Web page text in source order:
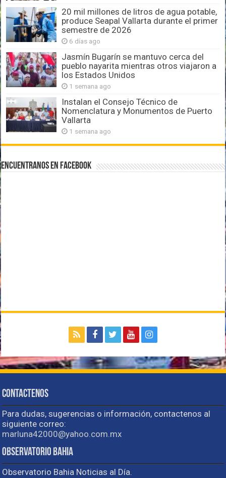
20 mil millones de litros de agua potable,
produce Seapal Vallarta durante el primer
semestre de 2026
6 días ago
Jasmín Bugarín se mantuvo cerca del
pueblo nayarita mientras otros viajaron a
los Estados Unidos
1 semana ago
Instalan el Consejo Técnico de
Nomenclatura y Monumentos de Puerto
Vallarta
1 semana ago
Encuentranos en Facebook
Contactenos
Para dudas, sugerencias o información, contactenos al
siguiente correo:
marluna42000@yahoo.com.mx
Observatorio Bahia
Observatorio Bahia Noticias al Día.